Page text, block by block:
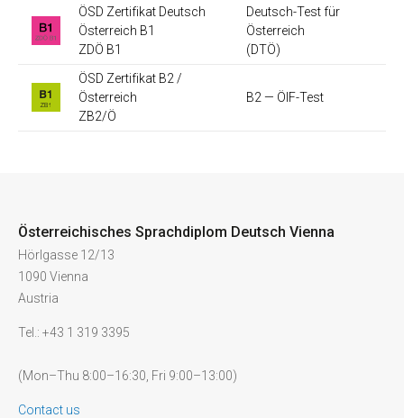
ÖSD Zertifikat Deutsch
Österreich B1
ZDÖ B1
Deutsch-Test für
Österreich
(DTÖ)
ÖSD Zertifikat B2 /
Österreich
ZB2/Ö
B2 — ÖIF-Test
Österreichisches Sprachdiplom Deutsch Vienna
Hörlgasse 12/13
1090 Vienna
Austria
Tel.: +43 1 319 3395
(Mon–Thu 8:00–16:30, Fri 9:00–13:00)
Contact us